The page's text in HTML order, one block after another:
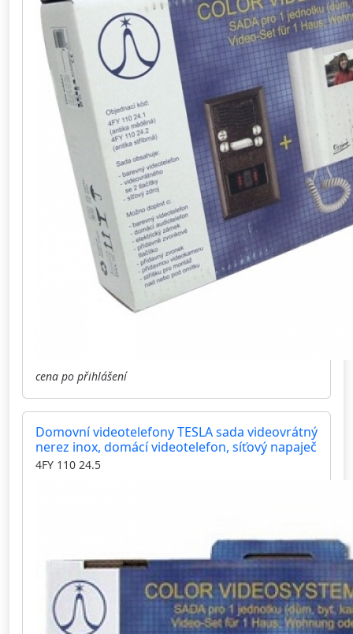
cena po přihlášení
Domovní videotelefony TESLA sada videovrátný
nerez inox, domácí videotelefon, síťový napaječ
4FY 110 24.5